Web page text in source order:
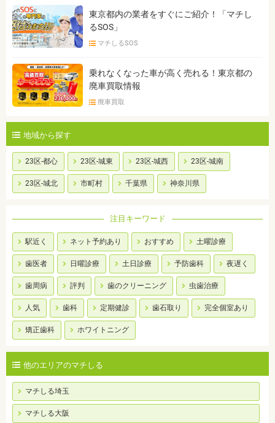
東京都内の業者をすぐにご紹介！「マチし
るSOS」
マチしるSOS
乗れなくなった車が高く売れる！東京都の
廃車買取情報
廃車買取
地域から探す
23区-都心 23区-城東 23区-城西 23区-城南
23区-城北 市町村 千葉県 神奈川県
注目キーワード
駅近く ネット予約あり おすすめ 土曜診療
歯医者 日曜診療 土日診療 予防歯科 夜遅く
歯周病 評判 歯のクリーニング 虫歯治療
人気 歯科 定期健診 歯石取り 完全個室あり
矯正歯科 ホワイトニング
他のエリアのマチしる
マチしる埼玉
マチしる大阪